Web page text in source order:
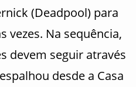
(Deadpool) para
vezes. Na sequência,
devem seguir através
desde a Casa